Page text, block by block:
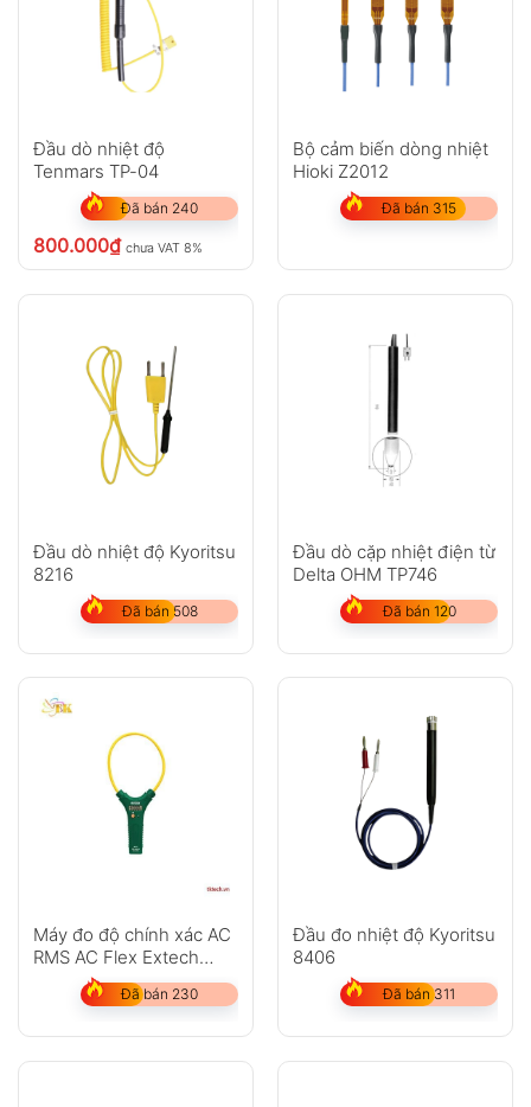
Đầu dò nhiệt độ
Tenmars TP-04
Đã bán 240
800.000₫ chưa VAT 8%
Bộ cảm biến dòng nhiệt
Hioki Z2012
Đã bán 315
Đầu dò nhiệt độ Kyoritsu
8216
Đã bán 508
Đầu dò cặp nhiệt điện từ
Delta OHM TP746
Đã bán 120
Máy đo độ chính xác AC
RMS AC Flex Extech
MA3018
Đã bán 230
Đầu đo nhiệt độ Kyoritsu
8406
Đã bán 311